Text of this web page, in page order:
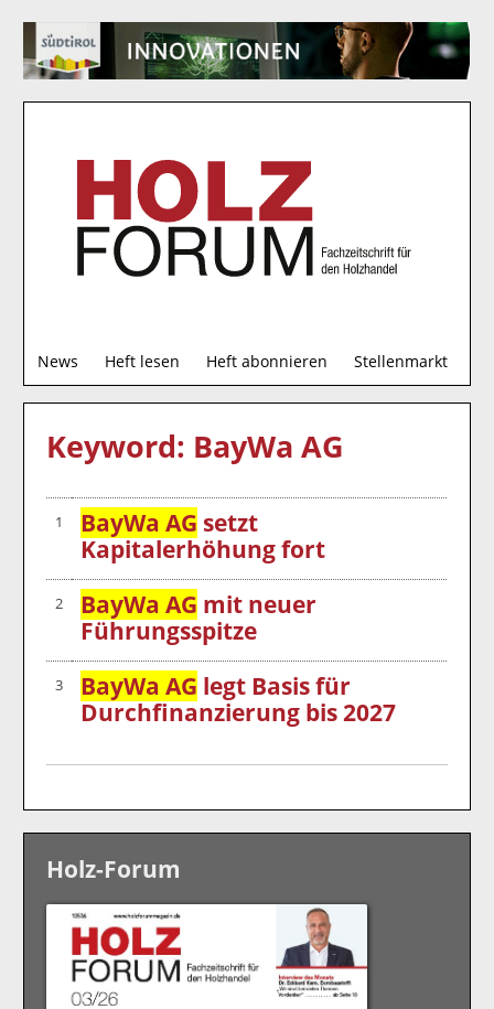
News Heft lesen Heft abonnieren Stellenmarkt
u
c
Keyword: BayWa AG
1 BayWa AG setzt
Kapitalerhöhung fort
2 BayWa AG mit neuer
Führungsspitze
3 BayWa AG legt Basis für
Durchfinanzierung bis 2027
Holz-Forum